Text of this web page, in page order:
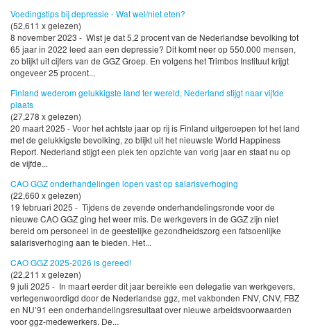
Voedingstips bij depressie - Wat wel/niet eten?
(52,611 x gelezen)
8 november 2023 - Wist je dat 5,2 procent van de Nederlandse bevolking tot
65 jaar in 2022 leed aan een depressie? Dit komt neer op 550.000 mensen,
zo blijkt uit cijfers van de GGZ Groep. En volgens het Trimbos Instituut krijgt
ongeveer 25 procent...
Finland wederom gelukkigste land ter wereld, Nederland stijgt naar vijfde
plaats
(27,278 x gelezen)
20 maart 2025 - Voor het achtste jaar op rij is Finland uitgeroepen tot het land
met de gelukkigste bevolking, zo blijkt uit het nieuwste World Happiness
Report. Nederland stijgt een plek ten opzichte van vorig jaar en staat nu op
de vijfde...
CAO GGZ onderhandelingen lopen vast op salarisverhoging
(22,660 x gelezen)
19 februari 2025 - Tijdens de zevende onderhandelingsronde voor de
nieuwe CAO GGZ ging het weer mis. De werkgevers in de GGZ zijn niet
bereid om personeel in de geestelijke gezondheidszorg een fatsoenlijke
salarisverhoging aan te bieden. Het...
CAO GGZ 2025-2026 is gereed!
(22,211 x gelezen)
9 juli 2025 - In maart eerder dit jaar bereikte een delegatie van werkgevers,
vertegenwoordigd door de Nederlandse ggz, met vakbonden FNV, CNV, FBZ
en NU’91 een onderhandelingsresultaat over nieuwe arbeidsvoorwaarden
voor ggz-medewerkers. De...